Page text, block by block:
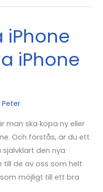
iPhone
iPhone
Peter
man ska köpa ny eller
Och förstås, är du ett
den nya
till de av oss som helt
möjligt till ett bra